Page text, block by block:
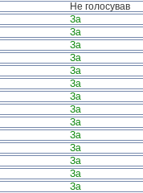
Не голосував
За
За
За
За
За
За
За
За
За
За
За
За
За
За